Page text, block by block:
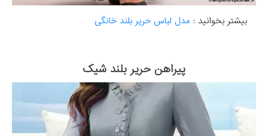
بیشتر بخوانید : مدل لباس حریر بلند خانگی
پیراهن حریر بلند شیک